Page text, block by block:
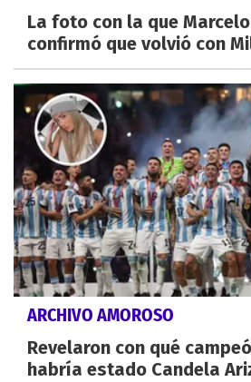
La foto con la que
confirmó que volvió con
ARCHIVO AMOROSO
Revelaron con qué
habría estado Candela